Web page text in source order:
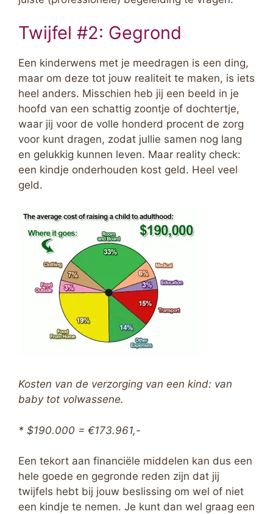
Twijfel #2: Gegrond
Een kinderwens met je meedragen is een ding,
maar om deze tot jouw realiteit te maken, is iets
heel anders. Misschien heb jij een beeld in je
hoofd van een schattig zoontje of dochtertje,
waar jij voor de volle honderd procent de zorg
voor kunt dragen, zodat jullie samen nog lang
en gelukkig kunnen leven. Maar reality check:
een kindje onderhouden kost geld. Heel veel
geld.
Kosten van de verzorging van een kind: van
baby tot volwassene.
* $190.000 = €173.961,-
Een tekort aan financiële middelen kan dus een
hele goede en gegronde reden zijn dat jij
twijfels hebt bij jouw beslissing om wel of niet
een kindje te nemen. Je kunt dan wel graag een